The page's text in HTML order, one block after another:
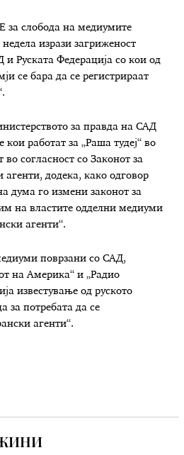
за слобода на медиумите
изрази загриженост
Руската Федерација со кои од
се бара да се регистрираат
за правда на САД
работат за „Раша тудеј“ во
согласност со Законот за
агенти, додека, како одговор
дума го измени законот за
на властите одделни медиуми
агенти“.
поврзани со САД,
на Америка“ и „Радио
известување од руското
за потребата да се
агенти“.